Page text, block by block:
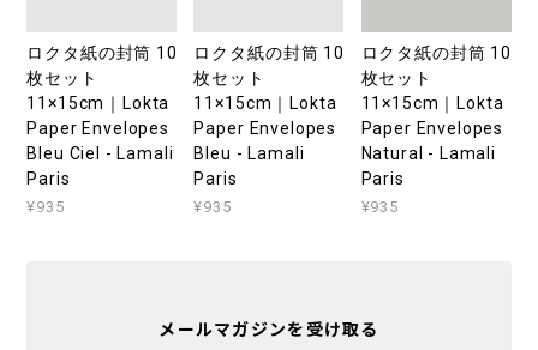
ロクタ紙の封筒 10
枚セット
11×15cm｜Lokta
Paper Envelopes
Bleu Ciel - Lamali
Paris
¥935
ロクタ紙の封筒 10
枚セット
11×15cm｜Lokta
Paper Envelopes
Bleu - Lamali
Paris
¥935
ロクタ紙の封筒 10
枚セット
11×15cm｜Lokta
Paper Envelopes
Natural - Lamali
Paris
¥935
メールマガジンを受け取る